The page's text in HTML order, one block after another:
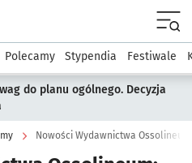
podserwis: Kultura
Polecamy Stypendia Festiwale
do planu ogólnego. Decyzja